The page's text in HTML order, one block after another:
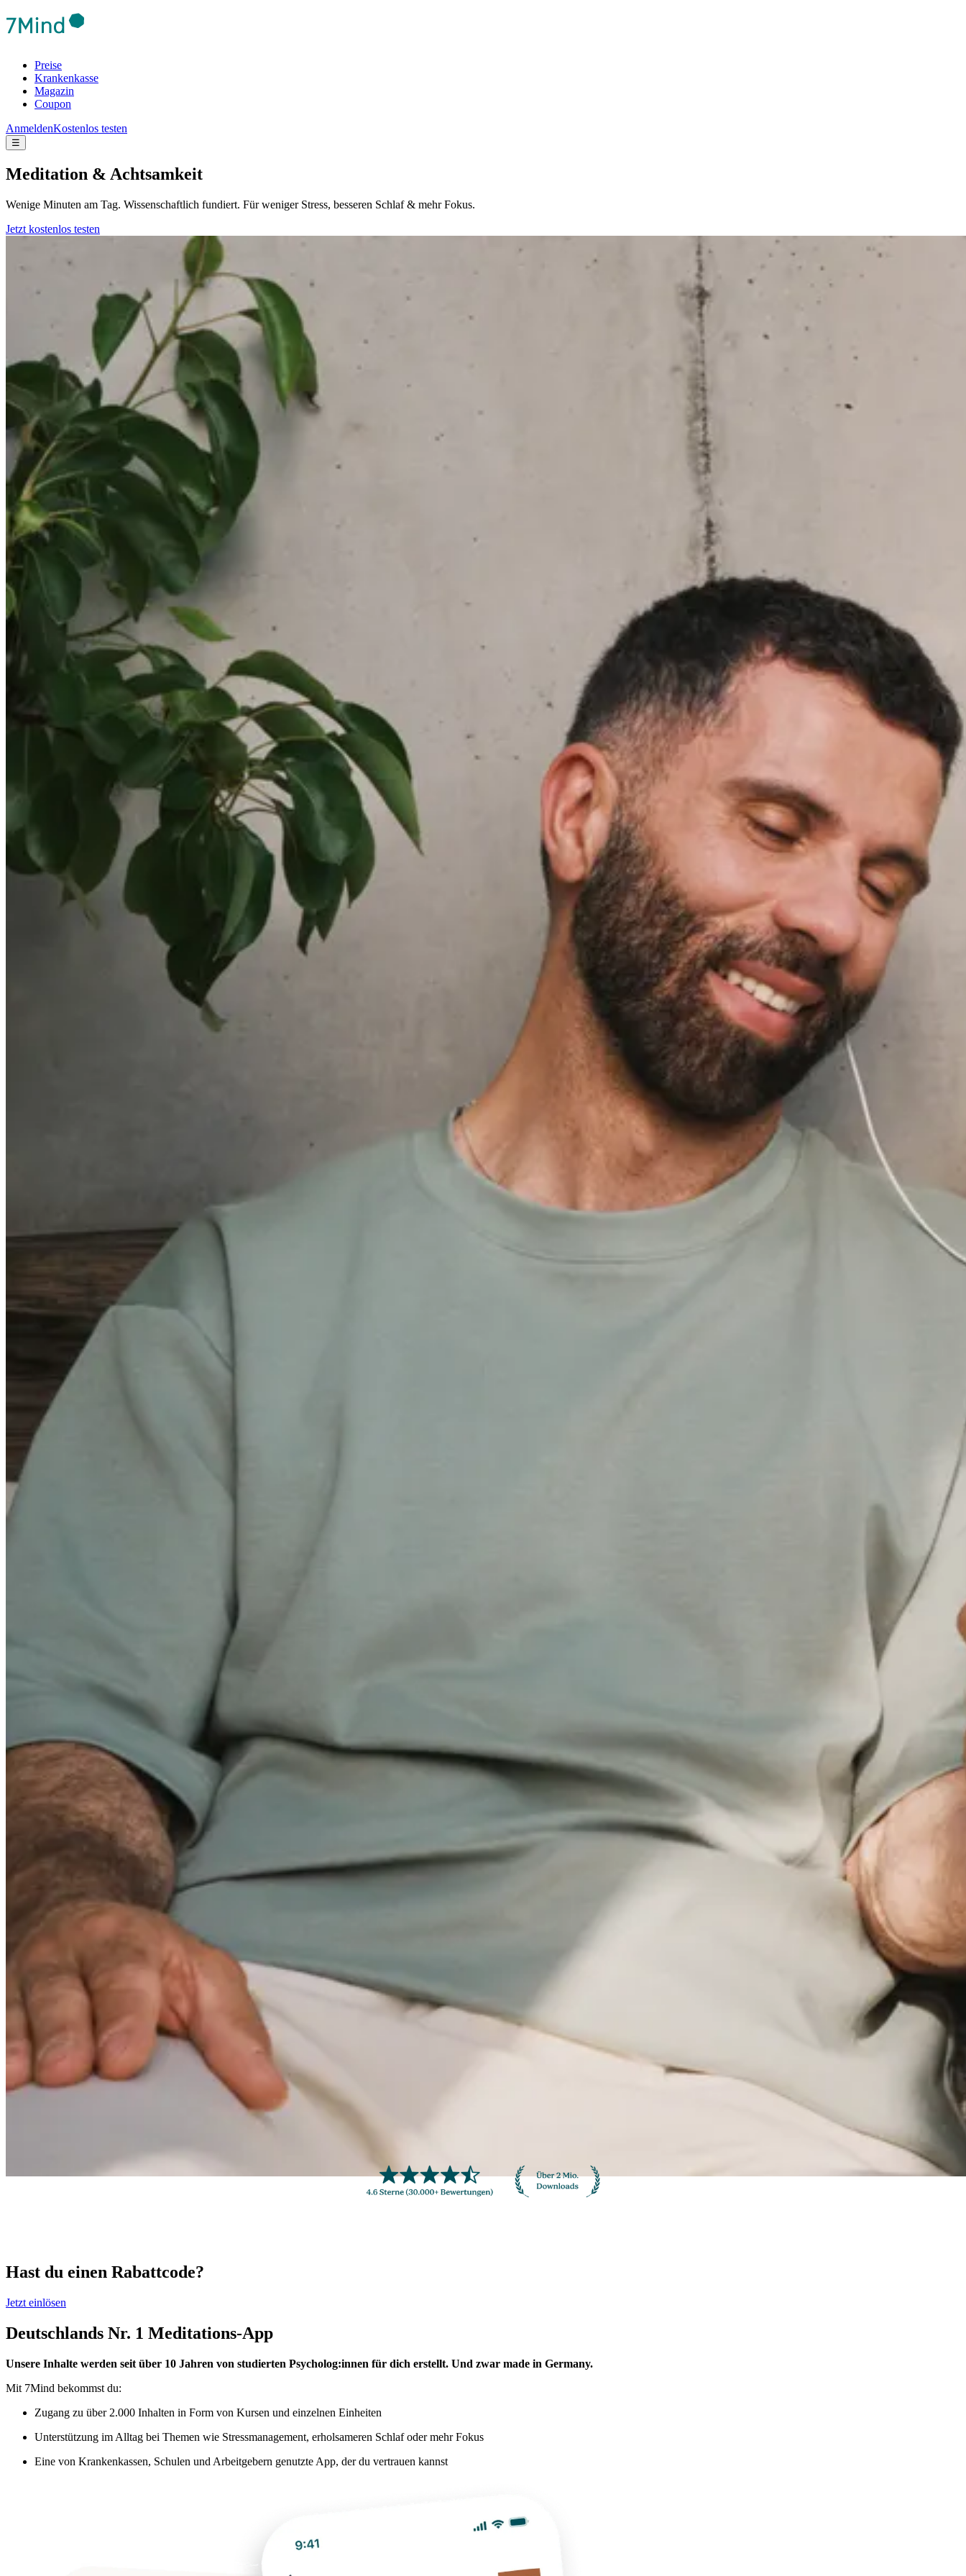
Preise
Krankenkasse
Magazin
Coupon
AnmeldenKostenlos testen
☰
Meditation & Achtsamkeit
Wenige Minuten am Tag. Wissenschaftlich fundiert. Für weniger Stress, besseren Schlaf & mehr Fokus.
Jetzt kostenlos testen
Hast du einen Rabattcode?
Jetzt einlösen
Deutschlands Nr. 1 Meditations-App
Unsere Inhalte werden seit über 10 Jahren von studierten Psycholog:innen für dich erstellt. Und zwar made in Germany.
Mit 7Mind bekommst du:
Zugang zu über 2.000 Inhalten in Form von Kursen und einzelnen Einheiten
Unterstützung im Alltag bei Themen wie Stressmanagement, erholsameren Schlaf oder mehr Fokus
Eine von Krankenkassen, Schulen und Arbeitgebern genutzte App, der du vertrauen kannst